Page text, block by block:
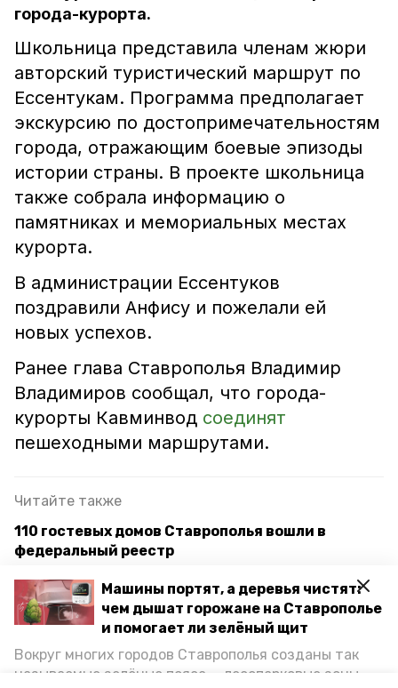
Машины портят, а деревья чистят:
чем дышат горожане на Ставрополье
и помогает ли зелёный щит
Вокруг многих городов Ставрополья созданы так
называемые зелёные пояса — лесопарковые зоны,
города-курорта.
Школьница представила членам жюри
авторский туристический маршрут по
Ессентукам. Программа предполагает
экскурсию по достопримечательностям
города, отражающим боевые эпизоды
истории страны. В проекте школьница
также собрала информацию о
памятниках и мемориальных местах
курорта.
В администрации Ессентуков
поздравили Анфису и пожелали ей
новых успехов.
Ранее глава Ставрополья Владимир
Владимиров сообщал, что города-
курорты Кавминвод соединят
пешеходными маршрутами.
Читайте также
110 гостевых домов Ставрополья вошли в
федеральный реестр
Ессентуки в 2025 году приняли на 31% больше
туристов
Губернатор обсудил восстановление бывшей
гостиницы «Метрополь» в Ессентуках